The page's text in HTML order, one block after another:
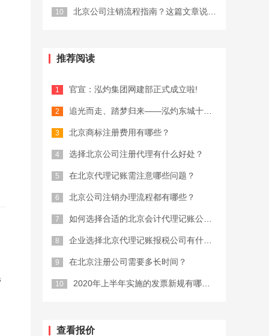
北京公司注销流程指南？这篇文章说清楚...
推荐阅读
官宣：泓灼集团网建部正式成立啦!
追光而走、踏梦归来——泓灼东城十渡游
北京商标注册费用有哪些？
选择北京公司注册代理有什么好处？
在北京代理记账需注意哪些问题？
北京公司注销办理流程都有哪些？
如何选择合适的北京会计代理记账公司？
企业选择北京代理记账报税公司有什么优...
在北京注册公司需要多长时间？
2020年上半年实施的发票新规有哪些...
查看报价